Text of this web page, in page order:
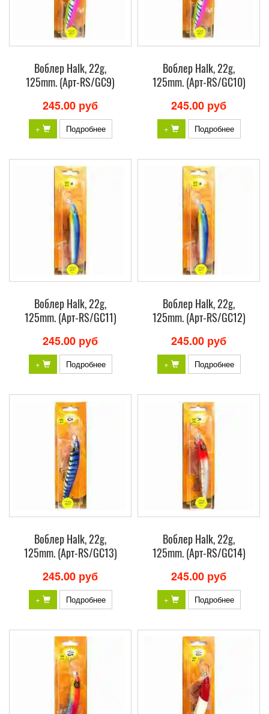
Воблер Halk, 22g,
125mm. (Арт-RS/GC9)
245.00 руб
+ Подробнее
Воблер Halk, 22g,
125mm. (Арт-RS/GC10)
245.00 руб
+ Подробнее
Воблер Halk, 22g,
125mm. (Арт-RS/GC11)
245.00 руб
+ Подробнее
Воблер Halk, 22g,
125mm. (Арт-RS/GC12)
245.00 руб
+ Подробнее
Воблер Halk, 22g,
125mm. (Арт-RS/GC13)
245.00 руб
+ Подробнее
Воблер Halk, 22g,
125mm. (Арт-RS/GC14)
245.00 руб
+ Подробнее